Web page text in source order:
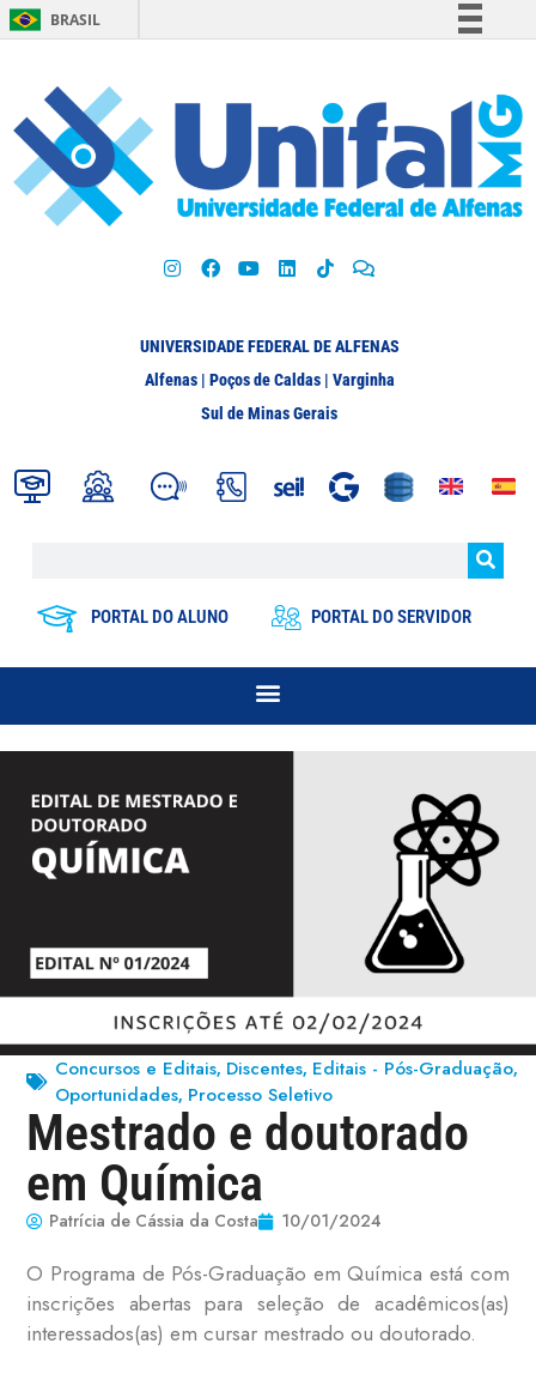
BRASIL
Participe
Acesso à informação
Legislação
UNIVERSIDADE FEDERAL DE ALFENAS
Alfenas | Poços de Caldas | Varginha
Sul de Minas Gerais
PORTAL DO ALUNO PORTAL DO SERVIDOR
Concursos e Editais, Discentes, Editais - Pós-Graduação,
Oportunidades, Processo Seletivo
Mestrado e doutorado
em Química
Patrícia de Cássia da Costa 10/01/2024
O Programa de Pós-Graduação em Química está com
inscrições abertas para seleção de acadêmicos(as)
interessados(as) em cursar mestrado ou doutorado.